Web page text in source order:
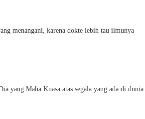
menangani, karena dokte lebih tau ilmunya
yang Maha Kuasa atas segala yang ada di dunia